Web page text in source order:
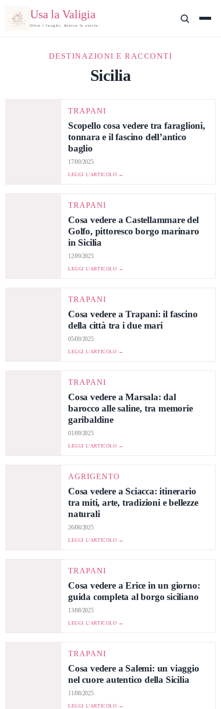
Usa la Valigia
Oltre i luoghi, dentro le storie.
DESTINAZIONI E RACCONTI
Sicilia
TRAPANI
Scopello cosa vedere tra faraglioni,
tonnara e il fascino dell’antico
baglio
17/09/2025
LEGGI L’ARTICOLO →
TRAPANI
Cosa vedere a Castellammare del
Golfo, pittoresco borgo marinaro
in Sicilia
12/09/2025
LEGGI L’ARTICOLO →
TRAPANI
Cosa vedere a Trapani: il fascino
della città tra i due mari
05/09/2025
LEGGI L’ARTICOLO →
TRAPANI
Cosa vedere a Marsala: dal
barocco alle saline, tra memorie
garibaldine
01/09/2025
LEGGI L’ARTICOLO →
AGRIGENTO
Cosa vedere a Sciacca: itinerario
tra miti, arte, tradizioni e bellezze
naturali
26/08/2025
LEGGI L’ARTICOLO →
TRAPANI
Cosa vedere a Erice in un giorno:
guida completa al borgo siciliano
13/08/2025
LEGGI L’ARTICOLO →
TRAPANI
Cosa vedere a Salemi: un viaggio
nel cuore autentico della Sicilia
11/08/2025
LEGGI L’ARTICOLO →